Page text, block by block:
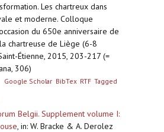
Les chartreux dans
et moderne. Colloque
du 650e anniversaire de
chartreuse de Liège (6-8
Étienne, 2015, 203-217 (=
306)
Google Scholar BibTex RTF Tagged
Belgii. Supplement volume I:
, in: W. Bracke & A. Derolez